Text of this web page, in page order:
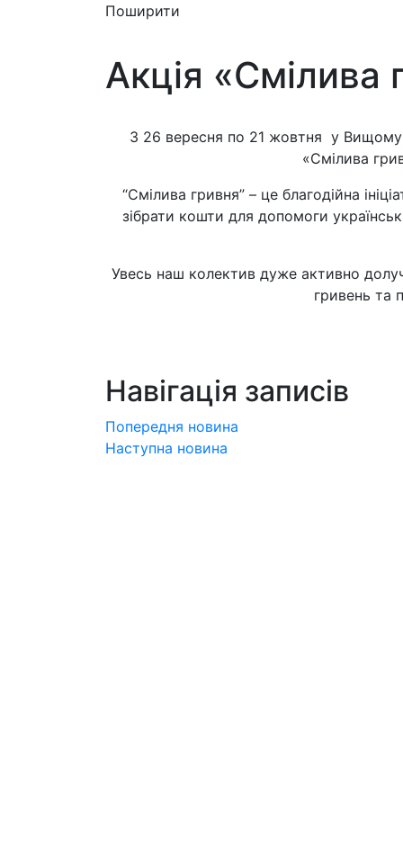
Поширити
Акція «Смілива
З 26 вересня по 21 жовтня у
«Смілива
“Смілива гривня” – це благодійна
зібрати кошти для допомоги
Увесь наш колектив дуже активно
гривень та
Навігація записів
Попередня новина
Наступна новина